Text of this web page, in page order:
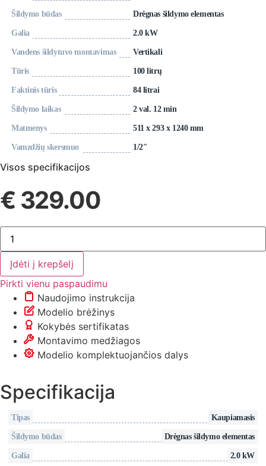
Šildymo būdas Drėgnas šildymo elementas
Galia 2.0 kW
Vandens šildytuvo montavimas Vertikali
Tūris 100 litrų
Faktinis tūris 84 litrai
Šildymo laikas 2 val. 12 min
Matmenys 511 x 293 x 1240 mm
Vamzdžių skersmuo 1/2″
Visos specifikacijos
€ 329.00
produkto
kiekis:
Vandens
šildytuvas
(boileris,
vertikalus)
100
Thermex
Shadow
Wi-
Įdėti į krepšelį
Pirkti vienu paspaudimu
Naudojimo instrukcija
Modelio brėžinys
Kokybės sertifikatas
Montavimo medžiagos
Modelio komplektuojančios dalys
Specifikacija
Tipas Kaupiamasis
Šildymo būdas Drėgnas šildymo elementas
Galia 2.0 kW